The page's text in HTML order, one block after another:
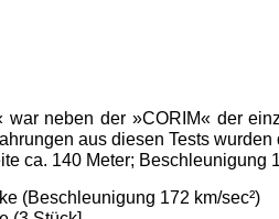
war neben der »CORIM« der
aus diesen Tests
ca. 140 Meter;
(Beschleunigung 172 km/sec²)